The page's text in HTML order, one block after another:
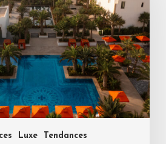
Luxe Tendances